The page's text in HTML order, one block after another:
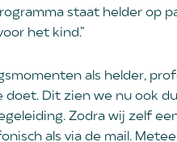
staat helder op
het kind.”
als helder,
doet. Dit zien we nu ook
Zodra wij zelf
als via de mail.